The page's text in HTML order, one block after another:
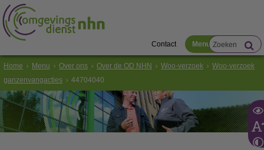
Contact Menu
Home Menu Over ons Over de OD NHN Woo-verzoek
Woo-verzoek
ganzenvangacties
44704040